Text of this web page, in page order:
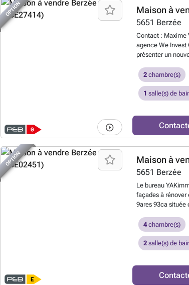
OPTION Maison à
5651 Berzée
Contact :
agence We Invest
présenter un
séduira par son
terrain orienté
hall d’entrée,
lumineuse,
douche avec
chambres ainsi
deuxième étage
de nombreuses
dispose
son garage, ses
jardin clôturé sur
kWh/m²/an –
Annonce
d'acceptation. À
2 chambre(s)
1 salle(s) de
OPTION Maison à
5651 Berzée
Le bureau
façades à rénover
9ares 93ca située
autoroutiers, N5,
Village, ...).
chaussée : un
véranda et une
chambres (+/- 9,
composé d'un
19m²), une
4chambre(s)
2 salle(s) de